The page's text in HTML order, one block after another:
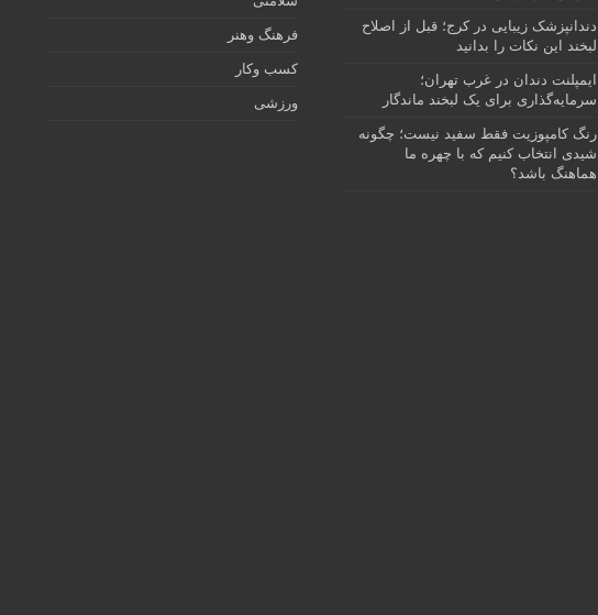
دندانپزشک زیبایی در کرج؛ قبل از اصلاح
لبخند این نکات را بدانید
ایمپلنت دندان در غرب تهران؛
سرمایه‌گذاری برای یک لبخند ماندگار
رنگ کامپوزیت فقط سفید نیست؛ چگونه
شیدی انتخاب کنیم که با چهره ما
هماهنگ باشد؟
فرهنگ وهنر
کسب وکار
ورزشی